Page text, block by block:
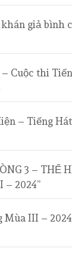
giả bình
Cuộc thi
– Tiếng
3 – THỂ
– 2024”
Mùa III –